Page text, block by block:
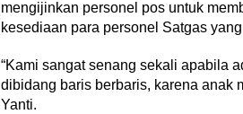
mengijinkan personel pos untuk
kesediaan para personel Satgas
“Kami sangat senang sekali apabila
dibidang baris berbaris, karena anak
Yanti.